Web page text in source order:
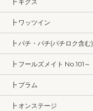
┣ ワッツイン
┣ パチ・パチ(パチロク含む)
┣ フールズメイト No.101～
┣ プラム
┣ オンステージ